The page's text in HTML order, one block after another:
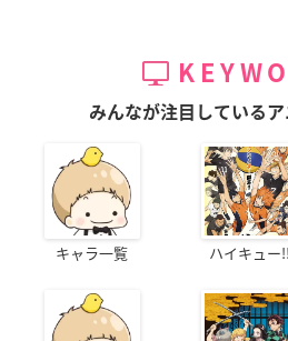
みんなが注目している
キャラ一覧 ハイキュー!!